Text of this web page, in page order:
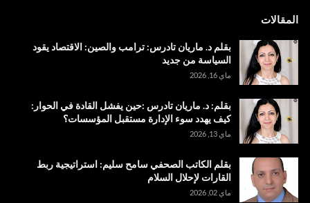
المقالات
بقلم د. ماريان تادرس: ترامب والصين: الاقتصاد يقود
السياسة من جديد
ماي 16, 2026
بقلم: د. ماريان تادرس :حين يفشل القادة في الحوار:
كيف يهدد سوء الإدارة مستقبل المؤسسات؟
ماي 13, 2026
بقلم الكاتب الصحفي سامح سليم: استراتيجية ربط
القارات لإحلال السلام
ماي 02, 2026